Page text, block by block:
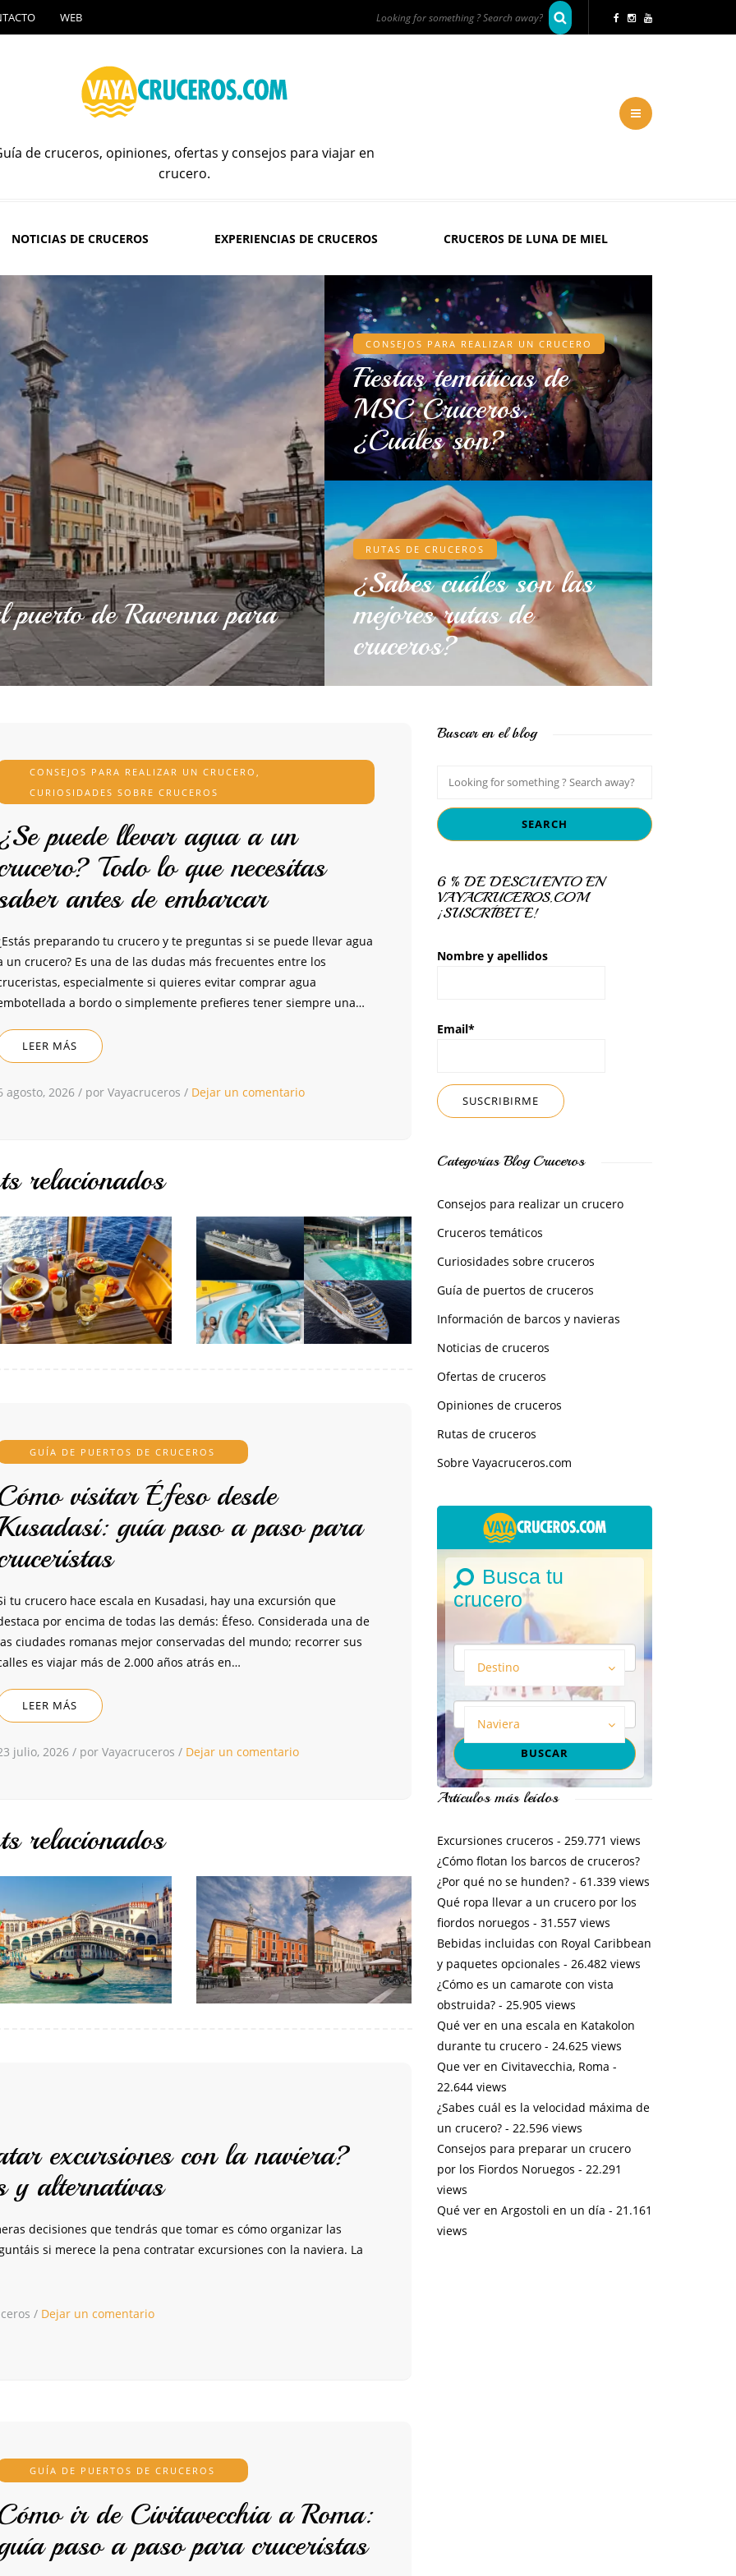
WEB
de cruceros, opiniones, ofertas y consejos para viajar en
crucero.
NOTICIAS DE CRUCEROS EXPERIENCIAS DE CRUCEROS CRUCEROS DE LUNA DE MIEL
puerto de Ravenna para
CONSEJOS PARA REALIZAR UN CRUCERO
Fiestas temáticas de
MSC Cruceros.
¿Cuáles son?
RUTAS DE CRUCEROS
¿Sabes cuáles son las
mejores rutas de
cruceros?
CONSEJOS PARA REALIZAR UN CRUCERO ,
CURIOSIDADES SOBRE CRUCEROS
puede llevar agua a un
Todo lo que necesitas
antes de embarcar
preparando tu crucero y te preguntas si se puede llevar agua
un crucero? Es una de las dudas más frecuentes entre los
especialmente si quieres evitar comprar agua
a bordo o simplemente prefieres tener siempre una…
LEER MÁS
agosto, 2026 / por Vayacruceros / Dejar un comentario
relacionados
GUÍA DE PUERTOS DE CRUCEROS
visitar Éfeso desde
guía paso a paso para
tu crucero hace escala en Kusadasi, hay una excursión que
por encima de todas las demás: Éfeso. Considerada una de
ciudades romanas mejor conservadas del mundo; recorrer sus
es viajar más de 2.000 años atrás en…
LEER MÁS
julio, 2026 / por Vayacruceros / Dejar un comentario
relacionados
excursiones con la naviera?
y alternativas
decisiones que tendrás que tomar es cómo organizar las
si merece la pena contratar excursiones con la naviera. La
/ Dejar un comentario
GUÍA DE PUERTOS DE CRUCEROS
ir de Civitavecchia a Roma:
paso a paso para cruceristas
Buscar en el blog
6 % DE DESCUENTO EN
VAYACRUCEROS.COM
¡SUSCRÍBETE!
Nombre y apellidos
Email*
Categorías Blog Cruceros
Consejos para realizar un crucero
Cruceros temáticos
Curiosidades sobre cruceros
Guía de puertos de cruceros
Información de barcos y navieras
Noticias de cruceros
Ofertas de cruceros
Opiniones de cruceros
Rutas de cruceros
Sobre Vayacruceros.com
Busca tu
crucero
Destino
Naviera
Artículos más leídos
Excursiones cruceros - 259.771 views
¿Cómo flotan los barcos de cruceros?
¿Por qué no se hunden?- 61.339 views
Qué ropa llevar a un crucero por los
fiordos noruegos - 31.557 views
Bebidas incluidas con Royal Caribbean
y paquetes opcionales - 26.482 views
¿Cómo es un camarote con vista
obstruida?- 25.905 views
Qué ver en una escala en Katakolon
durante tu crucero- 24.625 views
Que ver en Civitavecchia, Roma -
22.644 views
¿Sabes cuál es la velocidad máxima de
un crucero?- 22.596 views
Consejos para preparar un crucero
por los Fiordos Noruegos - 22.291
views
Qué ver en Argostoli en un día - 21.161
views